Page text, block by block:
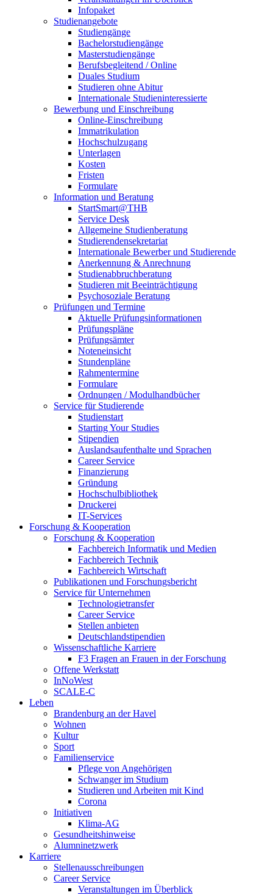
Infopaket
Studienangebote
Studiengänge
Bachelorstudiengänge
Masterstudiengänge
Berufsbegleitend / Online
Duales Studium
Studieren ohne Abitur
Internationale Studieninteressierte
Bewerbung und Einschreibung
Online-Einschreibung
Immatrikulation
Hochschulzugang
Unterlagen
Kosten
Fristen
Formulare
Information und Beratung
StartSmart@THB
Service Desk
Allgemeine Studienberatung
Studierendensekretariat
Internationale Bewerber und Studierende
Anerkennung & Anrechnung
Studienabbruchberatung
Studieren mit Beeinträchtigung
Psychosoziale Beratung
Prüfungen und Termine
Aktuelle Prüfungsinformationen
Prüfungspläne
Prüfungsämter
Noteneinsicht
Stundenpläne
Rahmentermine
Formulare
Ordnungen / Modulhandbücher
Service für Studierende
Studienstart
Starting Your Studies
Stipendien
Auslandsaufenthalte und Sprachen
Career Service
Finanzierung
Gründung
Hochschulbibliothek
Druckerei
IT-Services
Forschung & Kooperation
Forschung & Kooperation
Fachbereich Informatik und Medien
Fachbereich Technik
Fachbereich Wirtschaft
Publikationen und Forschungsbericht
Service für Unternehmen
Technologietransfer
Career Service
Stellen anbieten
Deutschlandstipendien
Wissenschaftliche Karriere
F3 Fragen an Frauen in der Forschung
Offene Werkstatt
InNoWest
SCALE-C
Leben
Brandenburg an der Havel
Wohnen
Kultur
Sport
Familienservice
Pflege von Angehörigen
Schwanger im Studium
Studieren und Arbeiten mit Kind
Corona
Initiativen
Klima-AG
Gesundheitshinweise
Alumninetzwerk
Karriere
Stellenausschreibungen
Career Service
Veranstaltungen im Überblick